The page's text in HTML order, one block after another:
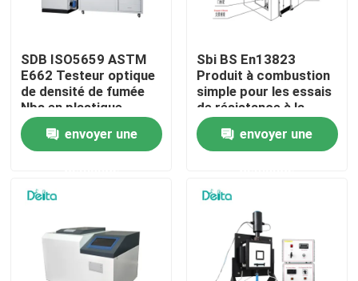
À la maison
Produits
Visite de l'usine
SDB ISO5659 ASTM
E662 Testeur optique
de densité de fumée
Nbs en plastique
envoyer une
Sbi BS En13823
Produit à combustion
simple pour les essais
de résistance à la
flamme
envoyer une